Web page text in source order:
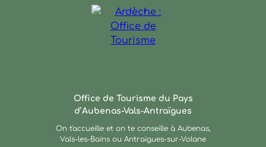
Office de Tourisme du Pays
d’Aubenas-Vals-Antraïgues
On t'accueille et on te conseille à Aubenas,
Vals-les-Bains ou Antraigues-sur-Volane